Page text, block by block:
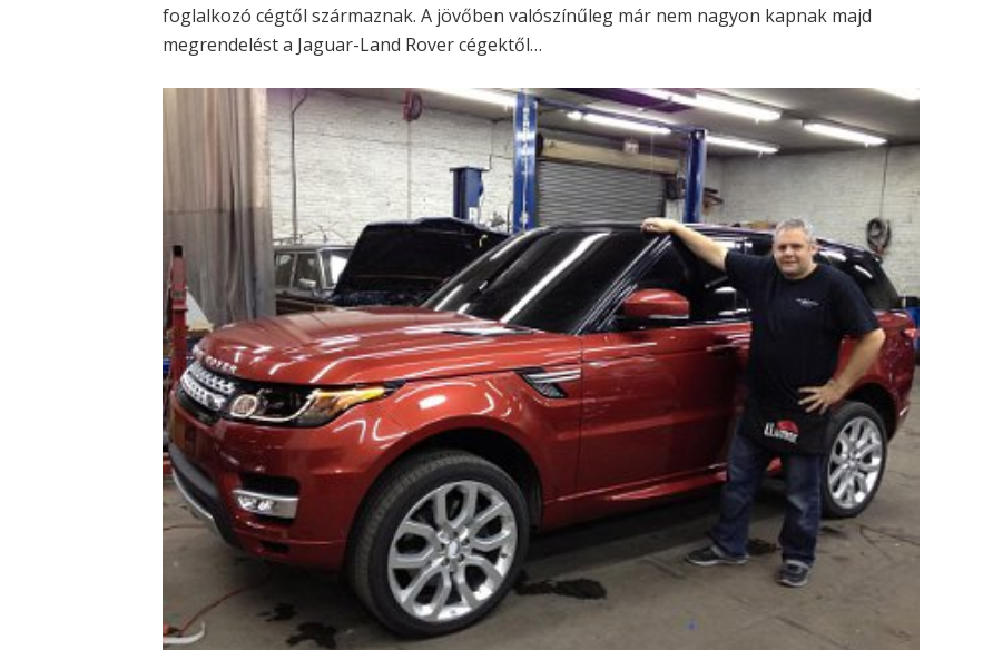
foglalkozó cégtől származnak. A jövőben valószínűleg már nem nagyon kapnak majd
megrendelést a Jaguar-Land Rover cégektől…